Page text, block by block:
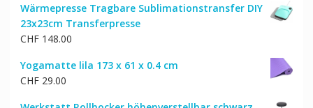
war:
CHF 311.00
ist:
CHF 263.00.
Wärmepresse Tragbare Sublimationstransfer DIY
23x23cm Transferpresse
CHF148.00
Yogamatte lila 173 x 61 x 0.4 cm
CHF29.00